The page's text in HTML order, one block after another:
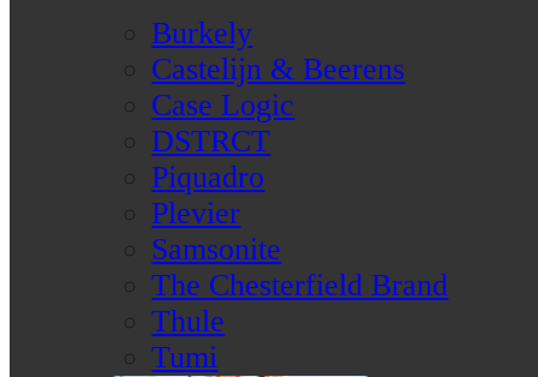
Burkely
Castelijn & Beerens
Case Logic
DSTRCT
Piquadro
Plevier
Samsonite
The Chesterfield Brand
Thule
Tumi